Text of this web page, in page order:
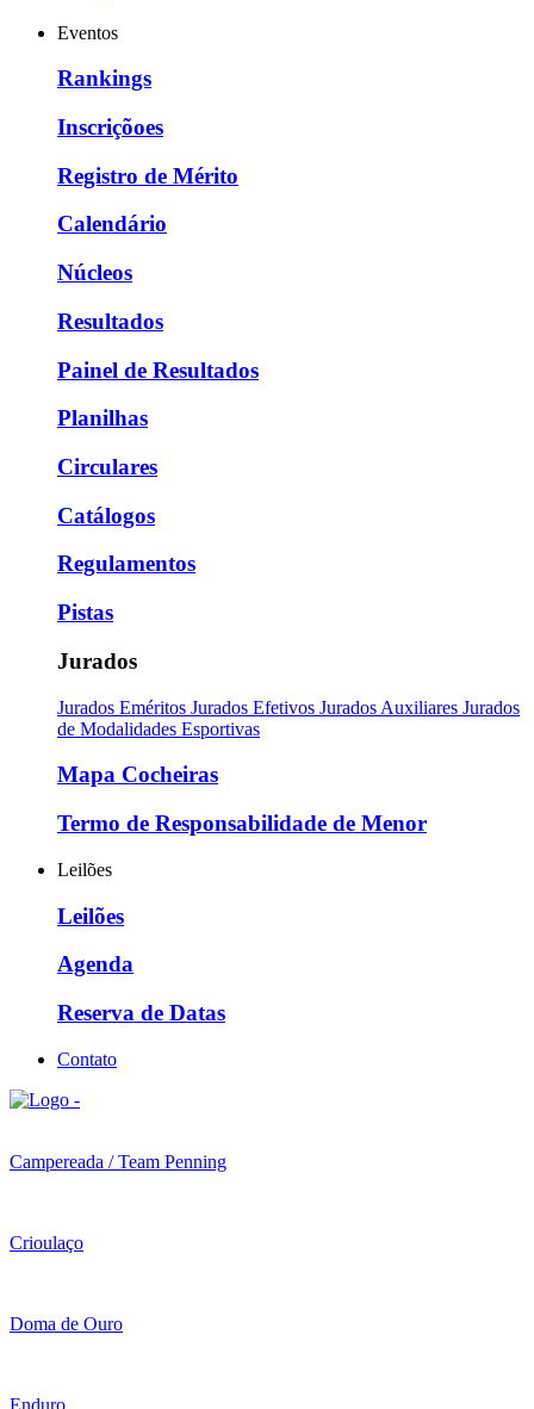
Eventos
Rankings
Inscriçõoes
Registro de Mérito
Calendário
Núcleos
Resultados
Painel de Resultados
Planilhas
Circulares
Catálogos
Regulamentos
Pistas
Jurados
Jurados Eméritos Jurados Efetivos Jurados Auxiliares Jurados
de Modalidades Esportivas
Mapa Cocheiras
Termo de Responsabilidade de Menor
Leilões
Leilões
Agenda
Reserva de Datas
Contato
Campereada / Team Penning
Crioulaço
Doma de Ouro
Enduro